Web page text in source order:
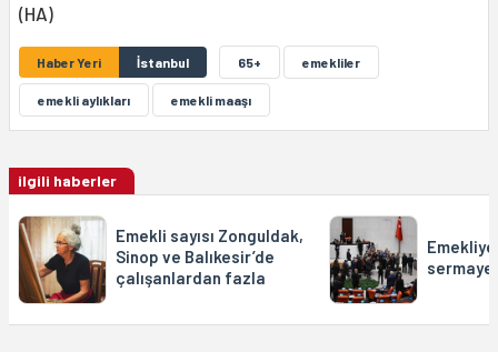
(HA)
Haber Yeri İstanbul 65+ emekliler
emekli aylıkları emekli maaşı
ilgili haberler
Emekli sayısı Zonguldak,
Sinop ve Balıkesir’de
çalışanlardan fazla